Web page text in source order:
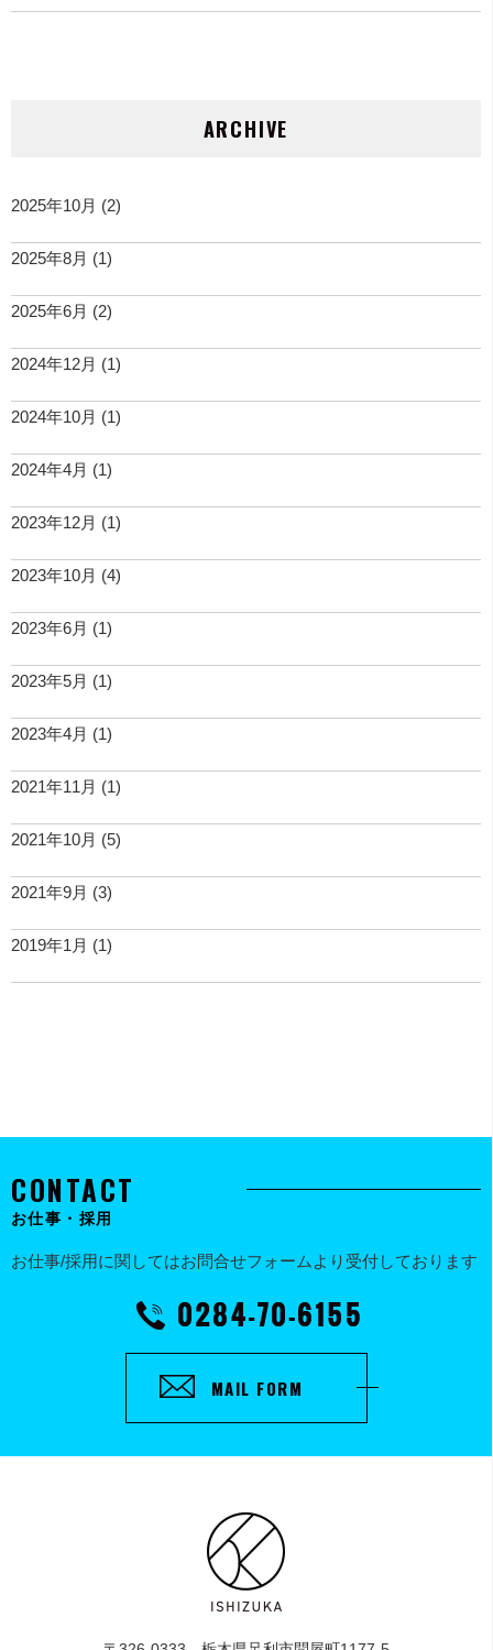
ARCHIVE
2025年10月 (2)
2025年8月 (1)
2025年6月 (2)
2024年12月 (1)
2024年10月 (1)
2024年4月 (1)
2023年12月 (1)
2023年10月 (4)
2023年6月 (1)
2023年5月 (1)
2023年4月 (1)
2021年11月 (1)
2021年10月 (5)
2021年9月 (3)
2019年1月 (1)
お仕事・採用
お仕事/採用に関してはお問合せフォームより受付しております
MAIL FORM